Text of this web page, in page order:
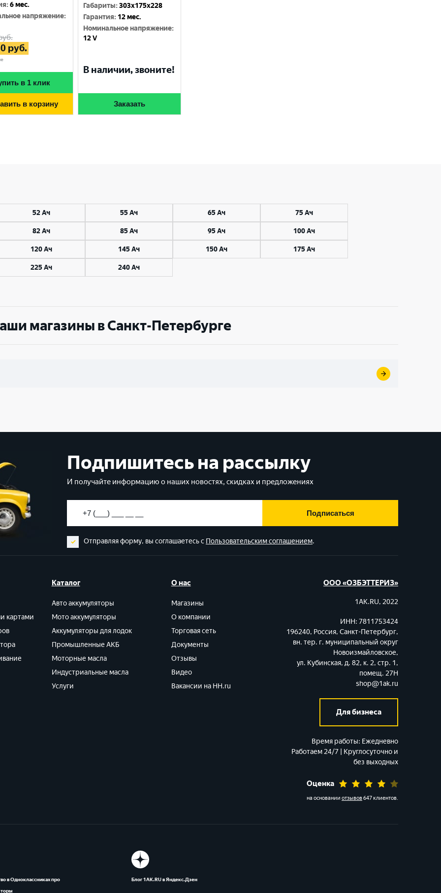
:6 мес.
напряжение:
руб.
в 1 клик
в корзину
Габариты:303x175x228
Гарантия: 12 мес.
Номинальное напряжение:
12 V
В наличии, звоните!
Заказать
52 Ач 55 Ач 65 Ач 75 Ач
82 Ач 85 Ач 95 Ач 100 Ач
120 Ач 145 Ач 150 Ач 175 Ач
225 Ач 240 Ач
магазины в Санкт-Петербурге
Подпишитесь на рассылку
И получайте информацию о наших новостях, скидках и предложениях
Подписаться
Отправляя форму, вы соглашаетесь с Пользовательским соглашением.
картами
Каталог
Авто аккумуляторы
Мото аккумуляторы
Аккумуляторы для лодок
Промышленные АКБ
Моторные масла
Индустриальные масла
Услуги
О нас
Магазины
О компании
Торговая сеть
Документы
Отзывы
Видео
Вакансии на HH.ru
ООО «ОЗБЭТТЕРИЗ»
1AK.RU, 2022
ИНН: 7811753424
196240, Россия, Санкт-Петербург,
вн. тер. г. муниципальный округ
Новоизмайловское,
ул. Кубинская, д. 82, к. 2, стр. 1,
помещ. 27Н
shop@1ak.ru
Для бизнеса
Время работы: Ежедневно
Работаем 24/7 | Круглосуточно и
без выходных
Оценка
на основании отзывов647 клиентов.
в Одноклассниках про
Блог 1АК.RU в Яндекс.Дзен
Выберите ваш город
Великий Новгород
Гатчина
Москва
Санкт-Петербург
Смоленск